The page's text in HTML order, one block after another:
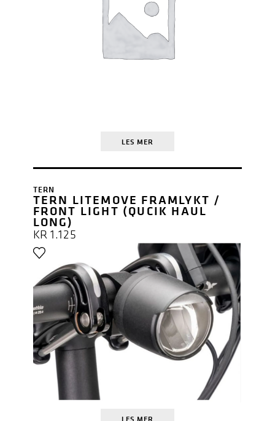
LES MER
TERN
TERN LITEMOVE FRAMLYKT /
FRONT LIGHT (QUCIK HAUL
LONG)
KR1.125